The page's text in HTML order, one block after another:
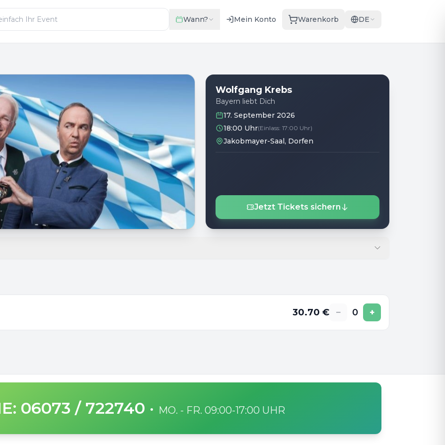
Wann? Mein Konto Warenkorb DE
Wolfgang Krebs
Bayern liebt Dich
17. September 2026
18:00 Uhr(Einlass:17:00 Uhr)
Jakobmayer-Saal, Dorfen
Jetzt Tickets sichern
30.70 € − 0 +
06073 / 722740 · MO. - FR. 09:00-17:00 UHR